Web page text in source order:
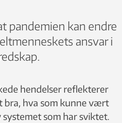
pandemien kan endre
ansvar i
hendelser reflekterer
bra, hva som kunne vært
som har sviktet.